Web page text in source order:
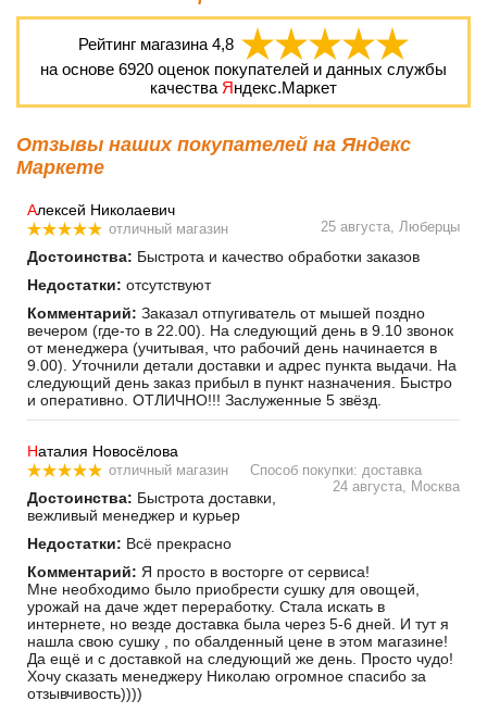
Рейтинг магазина 4,8
на основе 6920 оценок покупателей и данных службы
качества Яндекс.Маркет
Отзывы наших покупателей на Яндекс
Маркете
Алексей Николаевич
отличный магазин 25 августа, Люберцы
Достоинства: Быстрота и качество обработки заказов
Недостатки: отсутствуют
Комментарий: Заказал отпугиватель от мышей поздно
вечером (где-то в 22.00). На следующий день в 9.10 звонок
от менеджера (учитывая, что рабочий день начинается в
9.00). Уточнили детали доставки и адрес пункта выдачи. На
следующий день заказ прибыл в пункт назначения. Быстро
и оперативно. ОТЛИЧНО!!! Заслуженные 5 звёзд.
Наталия Новосёлова
отличный магазин
Способ покупки: доставка
24 августа, Москва
Достоинства: Быстрота доставки,
вежливый менеджер и курьер
Недостатки: Всё прекрасно
Комментарий: Я просто в восторге от сервиса!
Мне необходимо было приобрести сушку для овощей,
урожай на даче ждет переработку. Стала искать в
интернете, но везде доставка была через 5-6 дней. И тут я
нашла свою сушку , по обалденный цене в этом магазине!
Да ещё и с доставкой на следующий же день. Просто чудо!
Хочу сказать менеджеру Николаю огромное спасибо за
отзывчивость))))